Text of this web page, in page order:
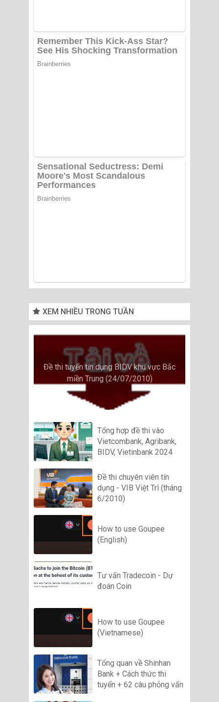
XEM NHIỀU TRONG TUẦN
Đề thi tuyển tín dụng BIDV khu vực Bắc
miền Trung (24/07/2010)
Tổng hợp đề thi vào
Vietcombank, Agribank,
BIDV, Vietinbank 2024
Đề thi chuyên viên tín
dụng - VIB Việt Trì (tháng
6/2010)
How to use Goupee
(English)
Tư vấn Tradecoin - Dự
đoán Coin
How to use Goupee
(Vietnamese)
Tổng quan về Shinhan
Bank + Cách thức thi
tuyển + 62 câu phỏng vấn